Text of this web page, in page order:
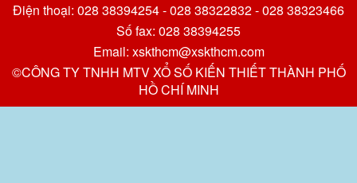
Điện thoại: 028 38394254 - 028 38322832 - 028 38323466
Số fax: 028 38394255
Email: xskthcm@xskthcm.com
©CÔNG TY TNHH MTV XỔ SỐ KIẾN THIẾT THÀNH PHỐ
HỒ CHÍ MINH